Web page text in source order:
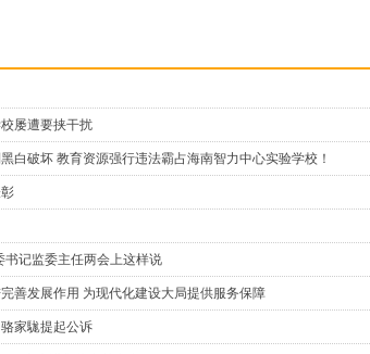
屡遭要挟干扰
白破坏 教育资源强行违法霸占海南智力中心实验学校！
书记监委主任两会上这样说
善发展作用 为现代化建设大局提供服务保障
家駹提起公诉